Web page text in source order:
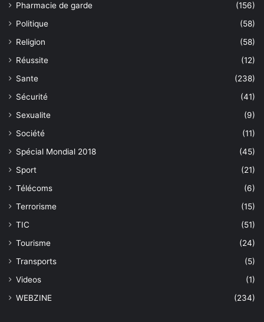
Pharmacie de garde
(156)
Politique
(58)
Religion
(58)
Réussite
(12)
Sante
(238)
Sécurité
(41)
Sexualite
(9)
Société
(11)
Spécial Mondial 2018
(45)
Sport
(21)
Télécoms
(6)
Terrorisme
(15)
TIC
(51)
Tourisme
(24)
Transports
(5)
Videos
(1)
WEBZINE
(234)